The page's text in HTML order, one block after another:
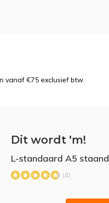
vanaf €75 exclusief btw.
Dit wordt 'm!
L-standaard A5 staand
(4)